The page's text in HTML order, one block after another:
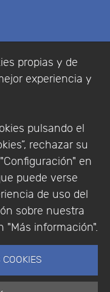
propias y de
experiencia y
pulsando el
rechazar su
en
puede verse
de uso del
sobre nuestra
"Más información".
de Privacidad |
Software